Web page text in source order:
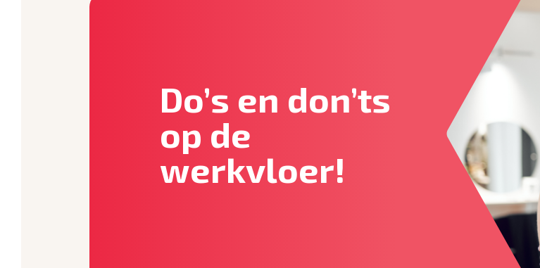
Do’s en don’ts
op de
werkvloer!